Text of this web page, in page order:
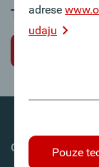
Tato pracovní
adrese
udaju
Pouze
Oberbank AG